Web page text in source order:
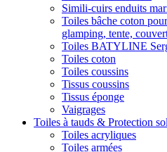
Simili-cuirs enduits
Toiles bâche coton
glamping, tente,
Toiles BATYLINE
Toiles coton
Toiles coussins
Tissus coussins
Tissus éponge
Vaigrages
Toiles à tauds & Protection
Toiles acryliques
Toiles armées